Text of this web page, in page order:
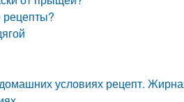
условиях рецепт.